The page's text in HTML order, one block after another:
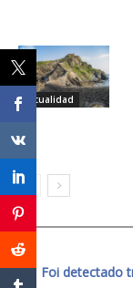
Actualidad